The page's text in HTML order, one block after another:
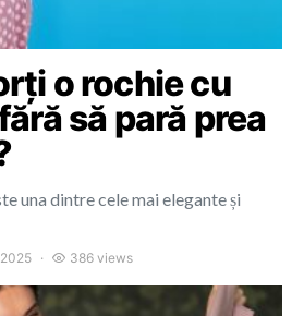
o rochie cu
să pară prea
una dintre cele mai elegante și
386 views